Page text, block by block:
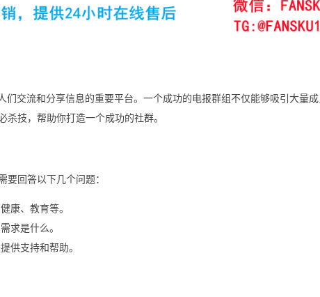
交流和分享信息的重要平台。一个成功的电报群组不仅能够吸引大量
技，帮助你打造一个成功的社群。
回答以下几个问题：
康、教育等。
求是什么。
供支持和帮助。